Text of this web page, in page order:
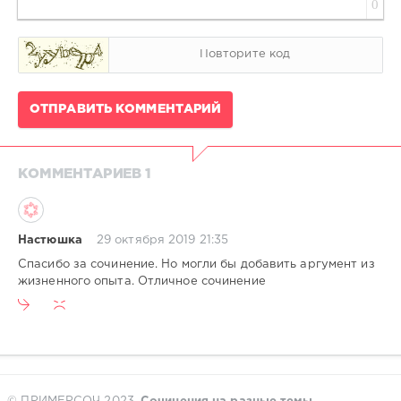
0
ОТПРАВИТЬ КОММЕНТАРИЙ
КОММЕНТАРИЕВ 1
Настюшка 29 октября 2019 21:35
Cпасибо за сочинение. Но могли бы добавить аргумент из
жизненного опыта. Отличное сочинение